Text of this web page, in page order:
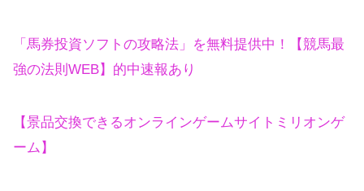
「馬券投資ソフトの攻略法」を無料提供中！【競馬最
強の法則WEB】的中速報あり
【景品交換できるオンラインゲームサイトミリオンゲ
ーム】